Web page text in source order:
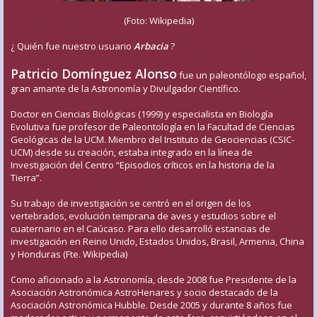
(Foto: Wikipedia)
¿ Quién fue nuestro usuario Arbacia?
Patricio Domínguez Alonso fue un paleontólogo español,
gran amante de la Astronomía y Divulgador Científico.
Doctor en Ciencias Biológicas (1999) y especialista en Biología
Evolutiva fue profesor de Paleontología en la Facultad de Ciencias
Geológicas de la UCM. Miembro del Instituto de Geociencias (CSIC-
UCM) desde su creación, estaba integrado en la línea de
Investigación del Centro “Episodios críticos en la historia de la
Tierra”.
Su trabajo de investigación se centró en el origen de los
vertebrados, evolución temprana de aves y estudios sobre el
cuaternario en el Caúcaso. Para ello desarrolló estancias de
investigación en Reino Unido, Estados Unidos, Brasil, Armenia, China
y Honduras (Fte. Wikipedia)
Como aficionado a la Astronomía, desde 2008 fue Presidente de la
Asociación Astronómica AstroHenares y socio destacado de la
Asociación Astronómica Hubble. Desde 2005 y durante 8 años fue